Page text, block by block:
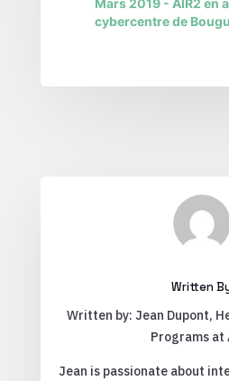
cybercentre de
Written
Written by: Jean Dupont,
Programs at
Jean is passionate about